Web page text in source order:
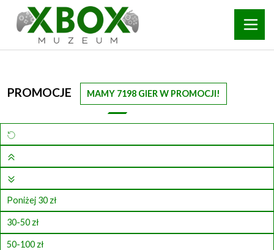
PROMOCJE MAMY 7198 GIER W PROMOCJI!
Poniżej 30 zł
30-50 zł
50-100 zł